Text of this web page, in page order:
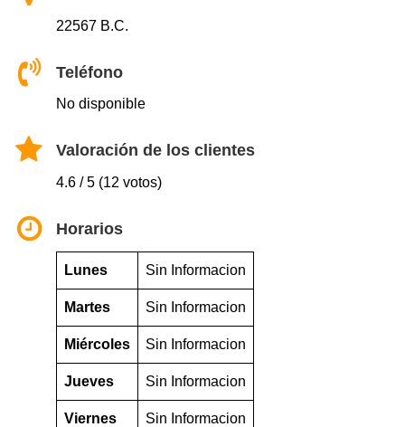
22567 B.C.
Teléfono
No disponible
Valoración de los clientes
4.6 / 5 (12 votos)
Horarios
Lunes Sin Informacion
Martes Sin Informacion
Miércoles Sin Informacion
Jueves Sin Informacion
Viernes Sin Informacion